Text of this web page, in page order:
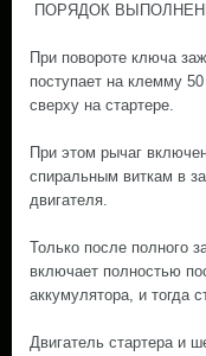
ПОРЯДОК
При повороте ключа
поступает на клемму
сверху на стартере.
При этом рычаг
спиральным виткам в
двигателя.
Только после полного
включает полностью
аккумулятора, и тогда
Двигатель стартера и